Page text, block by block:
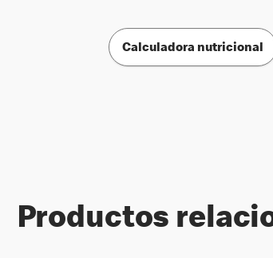
Calculadora nutricional
Productos